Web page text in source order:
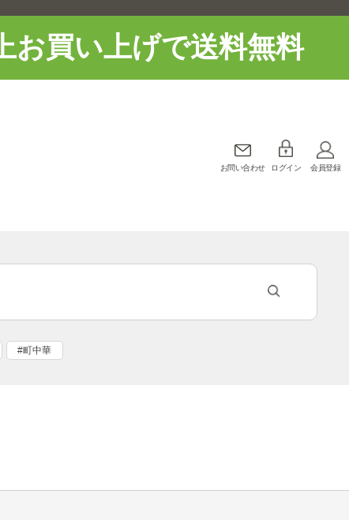
お買い上げで送料無料
お問い合わせ ログイン 会員登録
#町中華